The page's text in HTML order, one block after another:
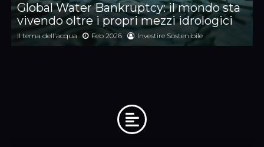
Global Water Bankruptcy: il mondo sta
vivendo oltre i propri mezzi idrologici
Il tema dell'acqua Feb 2026 Investire Sostenibile